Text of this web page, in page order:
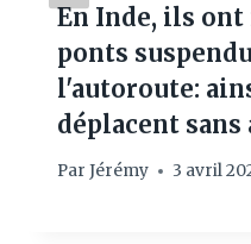
En Inde, ils
ponts
l'autoroute:
déplacent sans
Par Jérémy 3 avril